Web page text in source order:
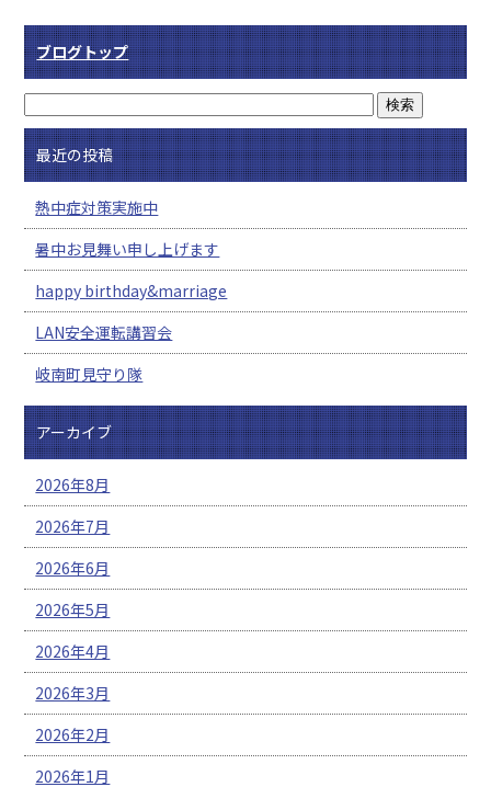
ブログトップ
最近の投稿
熱中症対策実施中
暑中お見舞い申し上げます
happy birthday&marriage
LAN安全運転講習会
岐南町見守り隊
アーカイブ
2026年8月
2026年7月
2026年6月
2026年5月
2026年4月
2026年3月
2026年2月
2026年1月